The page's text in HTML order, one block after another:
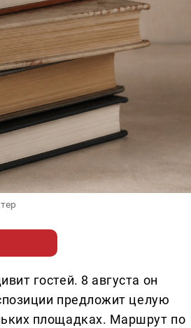
гостей. 8 августа он
предложит целую
площадках. Маршрут по